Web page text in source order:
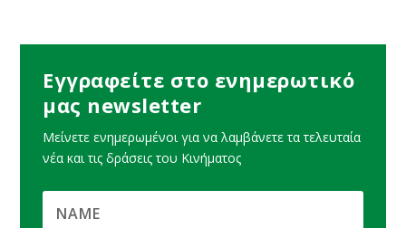
Εγγραφείτε στο ενημερωτικό
μας newsletter
Μείνετε ενημερωμένοι για να λαμβάνετε τα τελευταία
νέα και τις δράσεις του Κινήματος